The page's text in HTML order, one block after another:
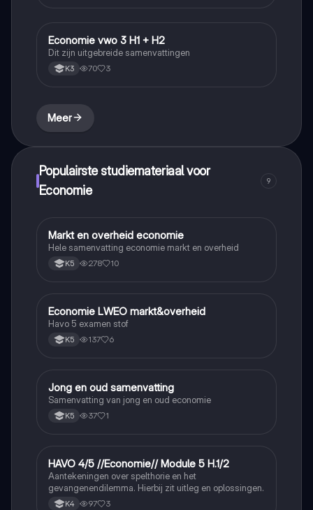
Economie
Economie vwo 3 H1 + H2
Dit zijn uitgebreide samenvattingen
K3 70 3
Meer
Populairste studiemateriaal voor
Economie
9
Economie
Markt en overheid economie
Hele samenvatting economie markt en overheid
K5 278 10
Economie
Economie LWEO markt&overheid
Havo 5 examen stof
K5 137 6
Economie
Jong en oud samenvatting
Samenvatting van jong en oud economie
K5 37 1
Economie
HAVO 4/5 //Economie// Module 5 H.1/2
Aantekeningen over spelthorie en het
gevangenendilemma. Hierbij zit uitleg en oplossingen.
K4 97 3